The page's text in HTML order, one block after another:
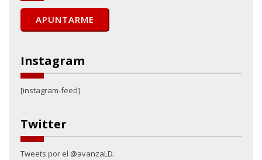
Instagram
[instagram-feed]
Twitter
Tweets por el @avanzaLD.